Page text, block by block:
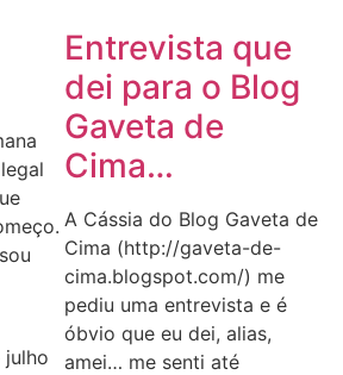
julho
Entrevista que
dei para o Blog
Gaveta de
Cima…
A Cássia do Blog Gaveta de
Cima (http://gaveta-de-
cima.blogspot.com/) me
pediu uma entrevista e é
óbvio que eu dei, alias,
amei… me senti até